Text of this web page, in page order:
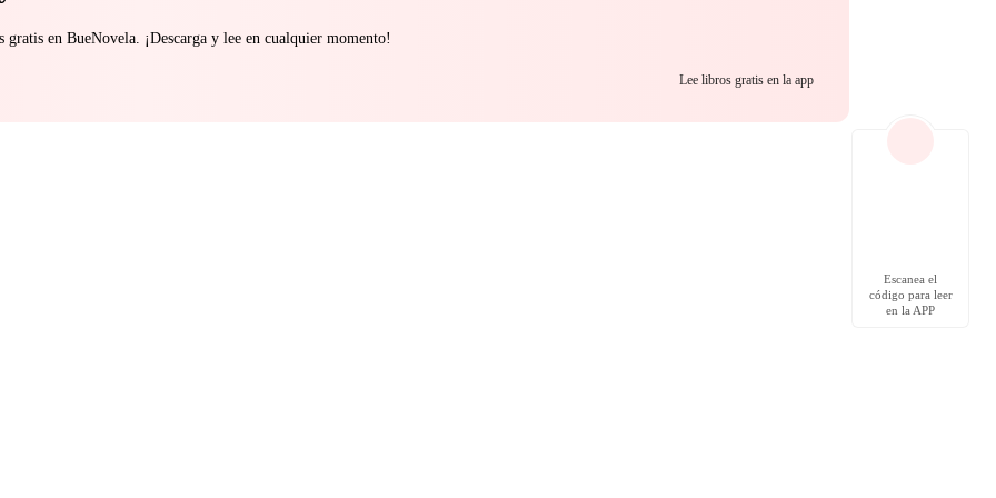
gratis en BueNovela. ¡Descarga y lee en cualquier momento!
Lee libros gratis en la app
Escanea el
código para leer
en la APP